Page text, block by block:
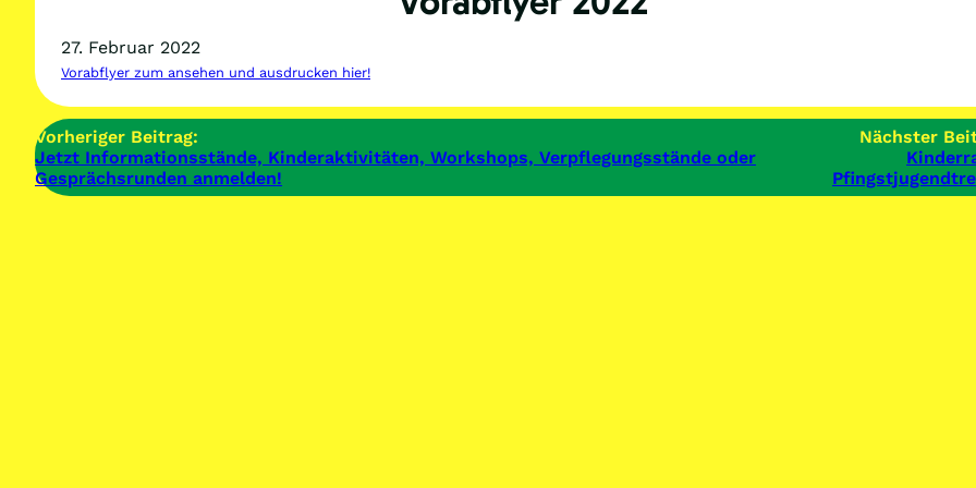
27. Februar 2022
Vorabflyer zum ansehen und ausdrucken hier!
Vorheriger Beitrag:
Jetzt Informationsstände, Kinderaktivitäten, Workshops, Verpflegungsstände oder
Gesprächsrunden anmelden!
Nächster